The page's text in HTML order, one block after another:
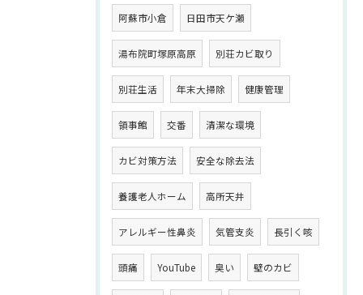
阿蘇市小倉 日田市天ケ瀬
湯布院町塚原高原 別荘カビ取り
別荘生活 年末大掃除 健康管理
領事館 交番 清潔な環境
カビ対策方法 安全な除去法
養護老人ホーム 高所天井
アレルギー性鼻炎 気管支炎 長引く咳
頭痛 YouTube 臭い 壁のカビ